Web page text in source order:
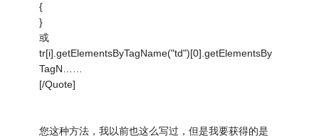
{
}
或
tr[i].getElementsByTagName("td")[0].getElementsBy
TagN……
[/Quote]
您这种方法，我以前也这么写过，但是我要获得的是